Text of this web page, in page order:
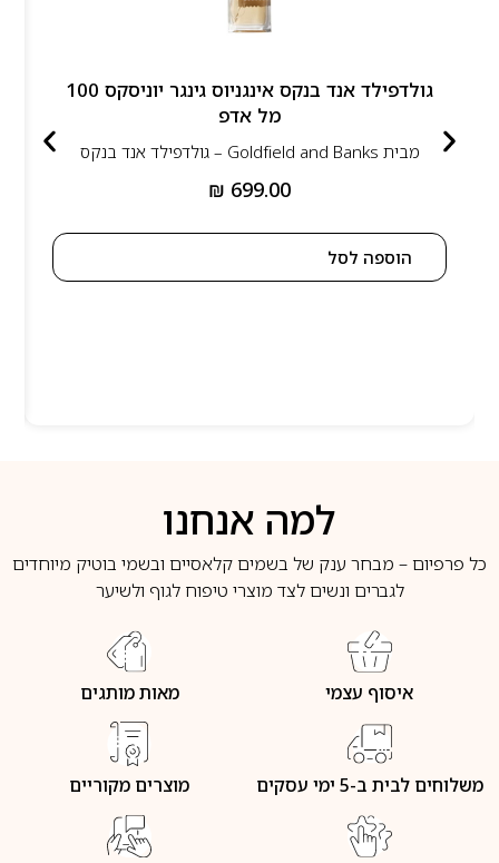
גולדפילד אנד בנקס אינגניוס גינגר יוניסקס 100
מל אדפ
מבית Goldfield and Banks – גולדפילד אנד בנקס
₪ 699.00
הוספה לסל
למה אנחנו
כל פרפיום – מבחר ענק של בשמים קלאסיים ובשמי בוטיק מיוחדים
לגברים ונשים לצד מוצרי טיפוח לגוף ולשיער
איסוף עצמי מאות מותגים
משלוחים לבית ב-5 ימי עסקים מוצרים מקוריים